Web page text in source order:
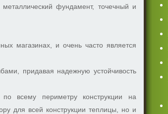
фундамент, точечный и
магазинах, и очень часто является
придавая надежную устойчивость
всему периметру конструкции на
для всей конструкции теплицы, но и